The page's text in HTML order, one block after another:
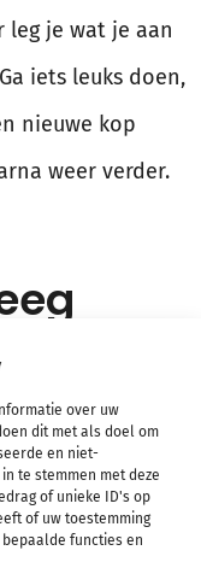
over uw
dit met als doel om
en niet-
te stemmen met deze
of unieke ID's op
of uw toestemming
functies en
leg je wat je aan
iets leuks doen,
nieuwe kop
weer verder.
hoe minder
voor een zo